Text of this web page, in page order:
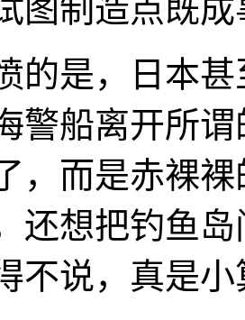
图制造点既成
的是，日本
警船离开所
，而是赤裸
还想把钓鱼
不说，真是